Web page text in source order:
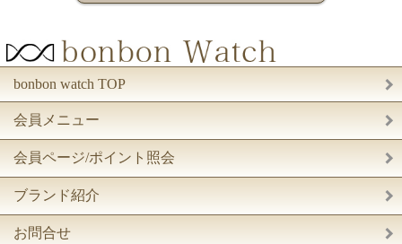
bonbon watch TOP
会員メニュー
会員ページ/ポイント照会
ブランド紹介
お問合せ